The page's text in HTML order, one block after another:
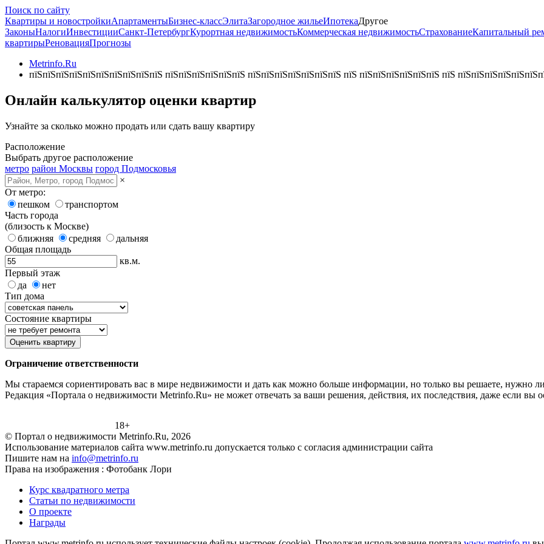
Поиск по сайту
Квартиры и новостройкиАпартаментыБизнес-классЭлитаЗагородное жильеИпотекаДругое
ЗаконыНалогиИнвестицииСанкт-ПетербургКурортная недвижимостьКоммерческая недвижимостьСтрахованиеКапитальный
квартирыРеновацияПрогнозы
Metrinfo.Ru
пїЅпїЅпїЅпїЅпїЅпїЅпїЅпїЅпїЅпїЅ пїЅпїЅпїЅпїЅпїЅпїЅ пїЅпїЅпїЅпїЅпїЅпїЅпїЅ пїЅ пїЅпїЅпїЅпїЅпїЅпїЅ пїЅ
Онлайн калькулятор оценки квартир
Узнайте за сколько можно продать или сдать вашу квартиру
Расположение
Выбрать другое расположение
метро район Москвы город Подмосковья
×
От метро:
пешком
транспортом
Часть города
(близость к Москве)
ближняя
средняя
дальняя
Общая площадь
кв.м.
Первый этаж
да
нет
Тип дома
Состояние квартиры
Оценить квартиру
Ограничение ответственности
Мы стараемся сориентировать вас в мире недвижимости и дать как можно больше информации, но только вы решаете, нужно
Редакция «Портала о недвижимости Metrinfo.Ru» не может отвечать за ваши решения, действия, их последствия, даже если
18+
© Портал о недвижимости Metrinfo.Ru, 2026
Использование материалов сайта www.metrinfo.ru допускается только с согласия администрации сайта
Пишите нам на info@metrinfo.ru
Права на изображения : Фотобанк Лори
Курс квадратного метра
Статьи по недвижимости
О проекте
Награды